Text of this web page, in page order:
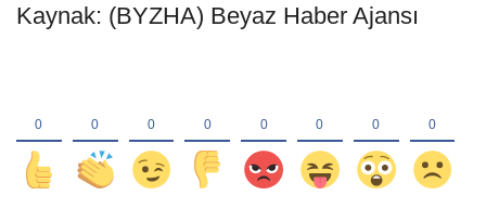
Kaynak: (BYZHA) Beyaz Haber Ajansı